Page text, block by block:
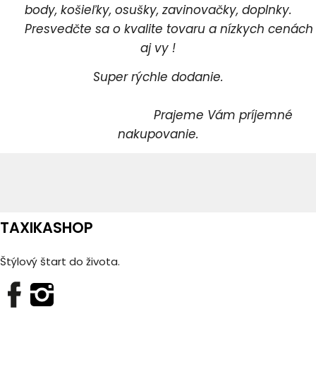
body, košieľky, osušky, zavinovačky, doplnky.
Presvedčte sa o kvalite tovaru a nízkych cenách
aj vy !
Super rýchle dodanie.
Prajeme Vám príjemné
nakupovanie.
TAXIKASHOP
Štýlový štart do života.